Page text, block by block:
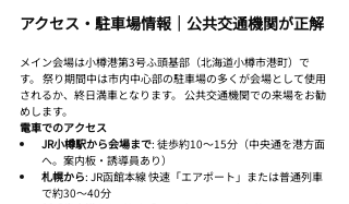
アクセス・駐車場情報｜公共交通機関が正解
メイン会場は小樽港第3号ふ頭基部（北海道小樽市港町）で
す。 祭り期間中は市内中心部の駐車場の多くが会場として使用
されるか、終日満車となります。 公共交通機関での来場をお勧
めします。
電車でのアクセス
JR小樽駅から会場まで: 徒歩約10〜15分（中央通を港方面
へ。案内板・誘導員あり）
札幌から: JR函館本線 快速「エアポート」または普通列車
で約30〜40分